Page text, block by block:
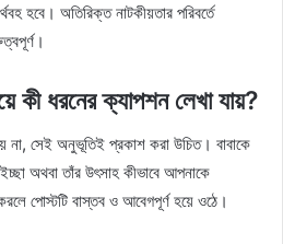
হবে। অতিরিক্ত নাটকীয়তার পরিবর্তে
কী ধরনের ক্যাপশন লেখা যায়?
না, সেই অনুভূতিই প্রকাশ করা উচিত। বাবাকে
অথবা তাঁর উৎসাহ কীভাবে আপনাকে
পোস্টটি বাস্তব ও আবেগপূর্ণ হয়ে ওঠে।